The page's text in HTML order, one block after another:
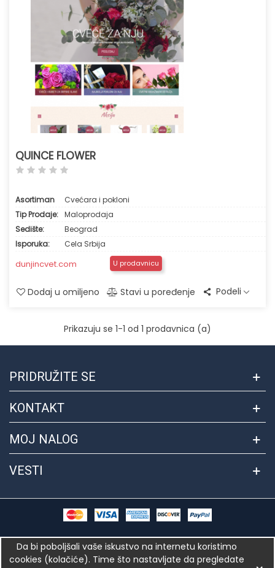
QUINCE FLOWER
Asortiman
Cvećara i pokloni
Tip Prodaje: Maloprodaja
Sedište:
Beograd
Isporuka:
Cela Srbija
dunjincvet.com U prodavnicu
Dodaj u omiljeno Stavi u poređenje Podeli
Prikazuju se 1-1 od 1 prodavnica (a)
PRIDRUŽITE SE
KONTAKT
MOJ NALOG
VESTI
© 2018 Autorska prava Hrana.internetprodavnice.rs™. Sajt
kreirao i dizajnirao timinternetprodavnice.rs
Da bi poboljšali vaše iskustvo na internetu koristimo
cookies (kolačiće). Time što nastavljate da pregledate